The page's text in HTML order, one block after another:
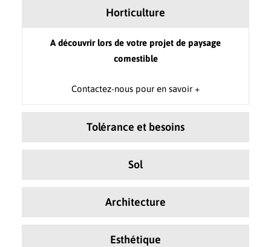
Horticulture
A découvrir lors de votre projet de paysage
comestible
Contactez-nous pour en savoir +
Tolérance et besoins
Sol
Architecture
Esthétique